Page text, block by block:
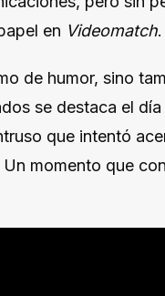
en Videomatch.
de humor, sino
se destaca el
que intentó
Un momento que